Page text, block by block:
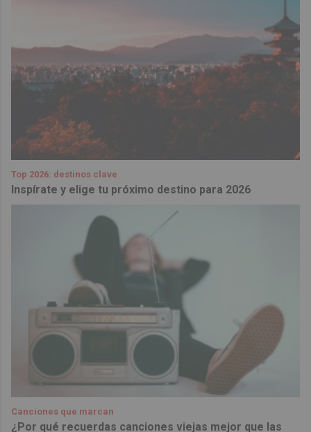
Top 2026: destinos clave
Inspírate y elige tu próximo destino para 2026
Canciones que marcan
¿Por qué recuerdas canciones viejas mejor que las